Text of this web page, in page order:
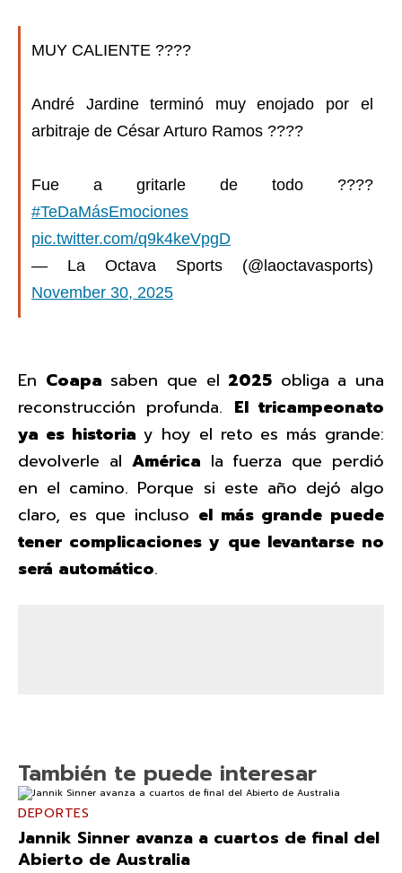
MUY CALIENTE ????
André Jardine terminó muy enojado por el
arbitraje de César Arturo Ramos ????
Fue a gritarle de todo ????
#TeDaMásEmociones
pic.twitter.com/q9k4keVpgD
— La Octava Sports (@laoctavasports)
November 30, 2025
En Coapa saben que el 2025 obliga a una
reconstrucción profunda. El tricampeonato
ya es historia y hoy el reto es más grande:
devolverle al América la fuerza que perdió
en el camino. Porque si este año dejó algo
claro, es que incluso el más grande puede
tener complicaciones y que levantarse no
será automático.
También te puede interesar
DEPORTES
Jannik Sinner avanza a cuartos de final del
Abierto de Australia